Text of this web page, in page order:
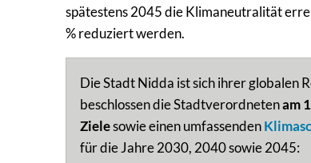
spätestens 2045 die Klimaneutralität
% reduziert werden.
Die Stadt Nidda ist sich ihrer globalen
beschlossen die Stadtverordnetenam
Zielesowie einen umfassenden
für die Jahre 2030, 2040 sowie 2045: